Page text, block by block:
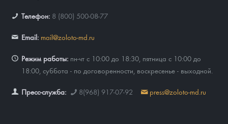
Телефон: 8 (800) 500-08-77
Email: mail@zoloto-md.ru
Режим работы: пн-чт с 10:00 до 18:30, пятница с 10:00 до
18:00, суббота - по договоренности, воскресенье - выходной.
Пресс-служба: 8(968) 917-07-92 press@zoloto-md.ru